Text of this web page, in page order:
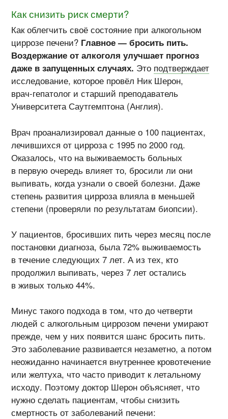
Как снизить риск смерти?
Как облегчить своё состояние при алкогольном
циррозе печени? Главное — бросить пить.
Воздержание от алкоголя улучшает прогноз
даже в запущенных случаях. Это подтверждает
исследование, которое провёл Ник Шерон,
врач-гепатолог и старший преподаватель
Университета Саутгемптона (Англия).
Врач проанализировал данные о 100 пациентах,
лечившихся от цирроза с 1995 по 2000 год.
Оказалось, что на выживаемость больных
в первую очередь влияет то, бросили ли они
выпивать, когда узнали о своей болезни. Даже
степень развития цирроза влияла в меньшей
степени (проверяли по результатам биопсии).
У пациентов, бросивших пить через месяц после
постановки диагноза, была 72% выживаемость
в течение следующих 7 лет. А из тех, кто
продолжил выпивать, через 7 лет остались
в живых только 44%.
Минус такого подхода в том, что до четверти
людей с алкогольным циррозом печени умирают
прежде, чем у них появится шанс бросить пить.
Это заболевание развивается незаметно, а потом
неожиданно начинается внутреннее кровотечение
или желтуха, что часто приводит к летальному
исходу. Поэтому доктор Шерон объясняет, что
нужно сделать пациентам, чтобы снизить
смертность от заболеваний печени: